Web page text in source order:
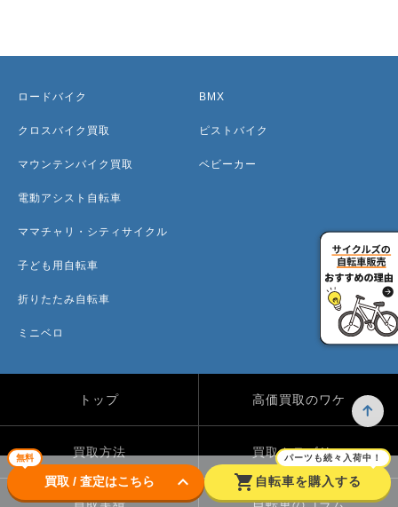
無料
買取 / 査定はこちら keyboard_arrow_down shopping_cart
パーツも続々入荷中！
自転車を購入する
ロードバイク
クロスバイク買取
マウンテンバイク買取
電動アシスト自転車
ママチャリ・シティサイクル
子ども用自転車
折りたたみ自転車
ミニベロ
BMX
ピストバイク
ベビーカー
トップ 高価買取のワケ
買取方法 買取カテゴリー
買取実績 自転車のコラム